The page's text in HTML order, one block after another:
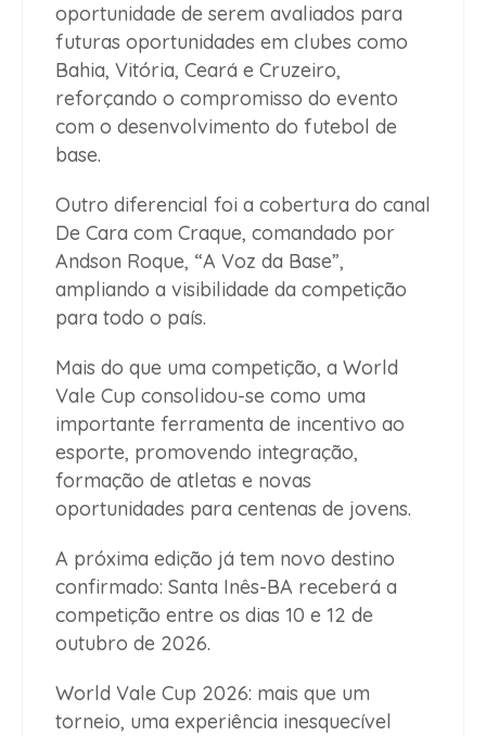
oportunidade de serem avaliados para
futuras oportunidades em clubes como
Bahia, Vitória, Ceará e Cruzeiro,
reforçando o compromisso do evento
com o desenvolvimento do futebol de
base.
Outro diferencial foi a cobertura do canal
De Cara com Craque, comandado por
Andson Roque, “A Voz da Base”,
ampliando a visibilidade da competição
para todo o país.
Mais do que uma competição, a World
Vale Cup consolidou-se como uma
importante ferramenta de incentivo ao
esporte, promovendo integração,
formação de atletas e novas
oportunidades para centenas de jovens.
A próxima edição já tem novo destino
confirmado: Santa Inês-BA receberá a
competição entre os dias 10 e 12 de
outubro de 2026.
World Vale Cup 2026: mais que um
torneio, uma experiência inesquecível